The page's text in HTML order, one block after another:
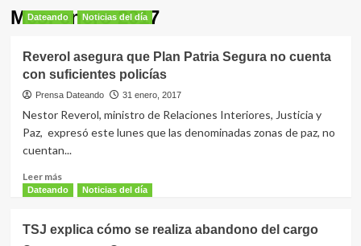
Mes:enero 2017
Dateando Noticias del día
Reverol asegura que Plan Patria Segura no cuenta
con suficientes policías
Prensa Dateando 31 enero, 2017
Nestor Reverol, ministro de Relaciones Interiores, Justicia y
Paz, expresó este lunes que las denominadas zonas de paz, no
cuentan...
Leer másLeer
más
asegura
Dateando Noticias del día
TSJ explica cómo se realiza abandono del cargo